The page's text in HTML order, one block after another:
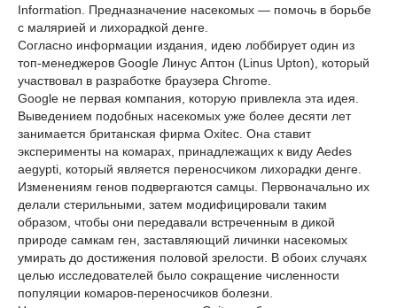
Information. Предназначение насекомых — помочь в борьбе
с малярией и лихорадкой денге.
Согласно информации издания, идею лоббирует один из
топ-менеджеров Google Линус Аптон (Linus Upton), который
участвовал в разработке браузера Chrome.
Google не первая компания, которую привлекла эта идея.
Выведением подобных насекомых уже более десяти лет
занимается британская фирма Oxitec. Она ставит
эксперименты на комарах, принадлежащих к виду Aedes
aegypti, который является переносчиком лихорадки денге.
Изменениям генов подвергаются самцы. Первоначально их
делали стерильными, затем модифицировали таким
образом, чтобы они передавали встреченным в дикой
природе самкам ген, заставляющий личинки насекомых
умирать до достижения половой зрелости. В обоих случаях
целью исследователей было сокращение численности
популяции комаров-переносчиков болезни.